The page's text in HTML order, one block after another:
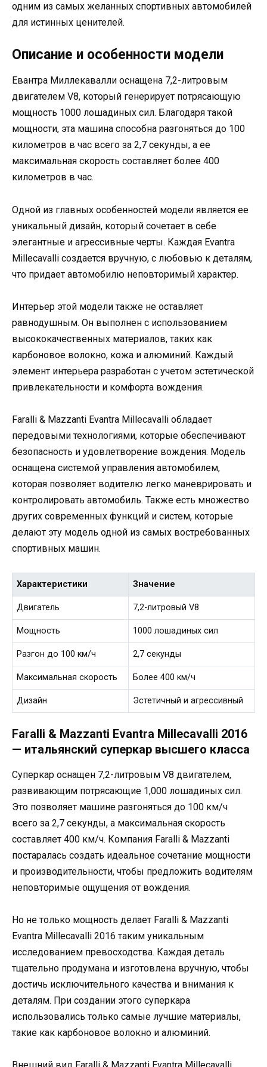
одним из самых желанных спортивных автомобилей
для истинных ценителей.
Описание и особенности модели
Евантра Миллекавалли оснащена 7,2-литровым
двигателем V8, который генерирует потрясающую
мощность 1000 лошадиных сил. Благодаря такой
мощности, эта машина способна разгоняться до 100
километров в час всего за 2,7 секунды, а ее
максимальная скорость составляет более 400
километров в час.
Одной из главных особенностей модели является ее
уникальный дизайн, который сочетает в себе
элегантные и агрессивные черты. Каждая Evantra
Millecavalli создается вручную, с любовью к деталям,
что придает автомобилю неповторимый характер.
Интерьер этой модели также не оставляет
равнодушным. Он выполнен с использованием
высококачественных материалов, таких как
карбоновое волокно, кожа и алюминий. Каждый
элемент интерьера разработан с учетом эстетической
привлекательности и комфорта вождения.
Faralli & Mazzanti Evantra Millecavalli обладает
передовыми технологиями, которые обеспечивают
безопасность и удовлетворение вождения. Модель
оснащена системой управления автомобилем,
которая позволяет водителю легко маневрировать и
контролировать автомобиль. Также есть множество
других современных функций и систем, которые
делают эту модель одной из самых востребованных
спортивных машин.
Характеристики Значение
Двигатель 7,2-литровый V8
Мощность 1000 лошадиных сил
Разгон до 100 км/ч 2,7 секунды
Максимальная скорость Более 400 км/ч
Дизайн Эстетичный и агрессивный
Faralli & Mazzanti Evantra Millecavalli 2016
— итальянский суперкар высшего класса
Суперкар оснащен 7,2-литровым V8 двигателем,
развивающим потрясающие 1,000 лошадиных сил.
Это позволяет машине разгоняться до 100 км/ч
всего за 2,7 секунды, а максимальная скорость
составляет 400 км/ч. Компания Faralli & Mazzanti
постаралась создать идеальное сочетание мощности
и производительности, чтобы предложить водителям
неповторимые ощущения от вождения.
Но не только мощность делает Faralli & Mazzanti
Evantra Millecavalli 2016 таким уникальным
исследованием превосходства. Каждая деталь
тщательно продумана и изготовлена вручную, чтобы
достичь исключительного качества и внимания к
деталям. При создании этого суперкара
использовались только самые лучшие материалы,
такие как карбоновое волокно и алюминий.